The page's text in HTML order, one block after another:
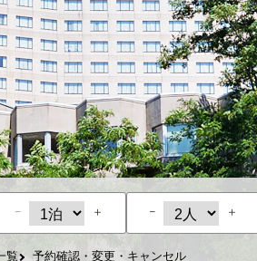
− ＋ − ＋
覧 予約確認・変更・キャンセル